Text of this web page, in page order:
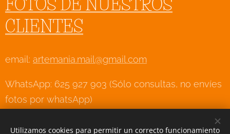
FOTOS DE NUESTROS
CLIENTES
email: artemania.mail@gmail.com
WhatsApp: 625 927 903 (Sólo consultas, no envíes
fotos por whatsApp)
Utilizamos cookies para permitir un correcto funcionamiento